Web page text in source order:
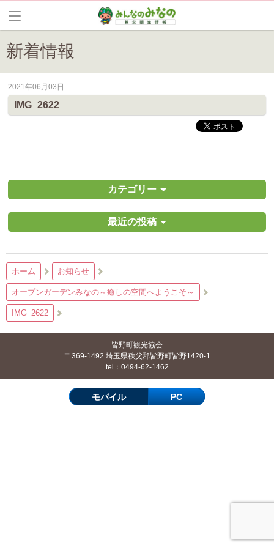
新着情報
皆野町のイベントやお祭り、花情報等の最新情報や観光協会会員情報
2021年06月03日
IMG_2622
カテゴリー
最近の投稿
ホーム お知らせ
オープンガーデンみなの～癒しの空間へようこそ～
IMG_2622
皆野町観光協会
〒369-1492 埼玉県秩父郡皆野町皆野1420-1
tel：0494-62-1462
モバイル PC